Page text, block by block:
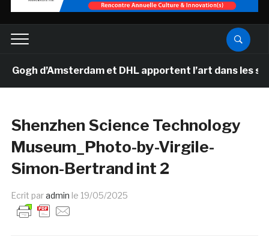
d’Amsterdam et DHL apportent l’art dans les
Shenzhen Science Technology
Museum_Photo-by-Virgile-
Simon-Bertrand int 2
Ecrit paradmin le 19/05/2025